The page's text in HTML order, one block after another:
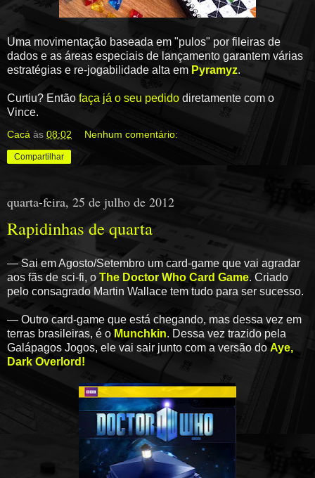
Uma movimentação baseada em "pulos" por fileiras de
dados e as áreas especiais de lançamento garantem várias
estratégias e re-jogabilidade alta em Pyramyz.
Curtiu? Então faça já o seu pedido diretamente com o
Vince.
Cacá às 08:02 Nenhum comentário:
Compartilhar
quarta-feira, 25 de julho de 2012
Rapidinhas de quarta
— Sai em Agosto/Setembro um card-game que vai agradar
aos fãs de sci-fi, o The Doctor Who Card Game. Criado
pelo consagrado Martin Wallace tem tudo para ser sucesso.
— Outro card-game que está chegando, mas dessa vez em
terras brasileiras, é o Munchkin. Dessa vez trazido pela
Galápagos Jogos, ele vai sair junto com a versão do Aye,
Dark Overlord!